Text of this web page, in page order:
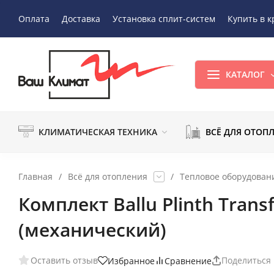
Оплата Доставка Установка сплит-систем Купить в
КАТАЛОГ
КЛИМАТИЧЕСКАЯ ТЕХНИКА ВСЁ ДЛЯ
Главная / Всё для отопления / Тепловое
Комплект Ballu Plinth
(механический)
Оставить отзыв Избранное Сравнение Поделиться